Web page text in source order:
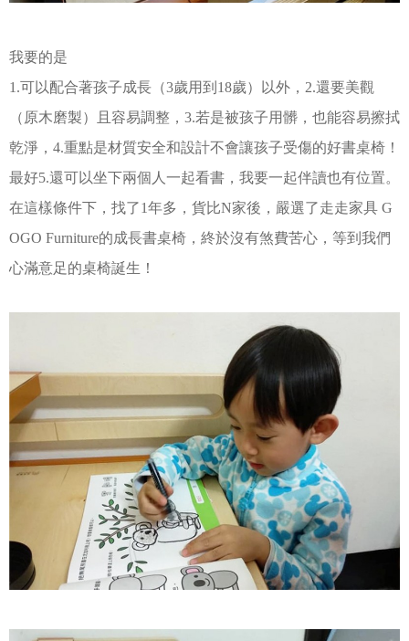
我要的是
1.可以配合著孩子成長（3歲用到18歲）以外，2.還要美觀
（原木磨製）且容易調整，3.若是被孩子用髒，也能容易擦拭
乾淨，4.重點是材質安全和設計不會讓孩子受傷的好書桌椅！
最好5.還可以坐下兩個人一起看書，我要一起伴讀也有位置。
在這樣條件下，找了1年多，貨比N家後，嚴選了走走家具 G
OGO Furniture的成長書桌椅，終於沒有煞費苦心，等到我們
心滿意足的桌椅誕生！